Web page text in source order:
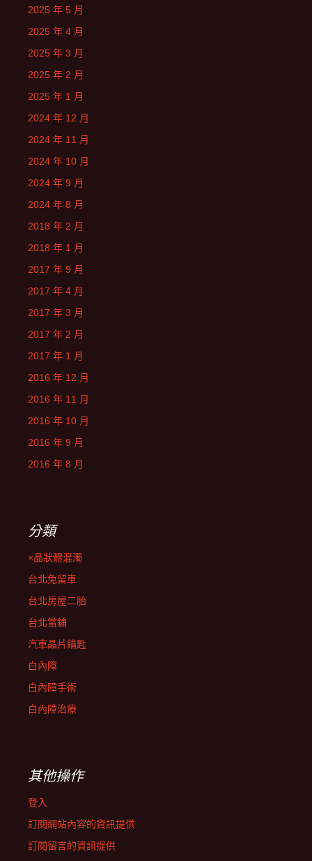
2025 年 5 月
2025 年 4 月
2025 年 3 月
2025 年 2 月
2025 年 1 月
2024 年 12 月
2024 年 11 月
2024 年 10 月
2024 年 9 月
2024 年 8 月
2018 年 2 月
2018 年 1 月
2017 年 9 月
2017 年 4 月
2017 年 3 月
2017 年 2 月
2017 年 1 月
2016 年 12 月
2016 年 11 月
2016 年 10 月
2016 年 9 月
2016 年 8 月
分類
×晶狀體混濁
台北免留車
台北房屋二胎
台北當鋪
汽車晶片鑰匙
白內障
白內障手術
白內障治療
其他操作
登入
訂閱網站內容的資訊提供
訂閱留言的資訊提供